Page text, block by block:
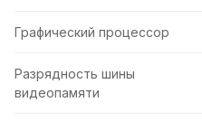
Графический процессор
Разрядность шины
видеопамяти